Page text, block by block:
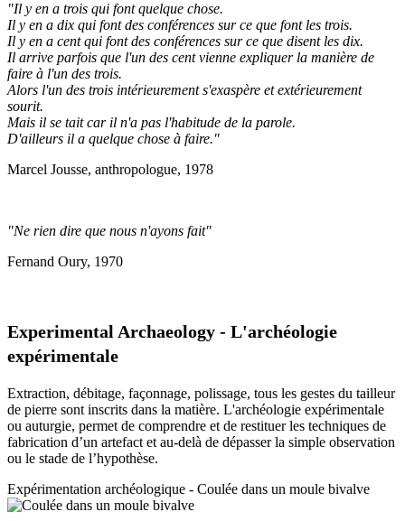
"Il y en a trois qui font quelque chose.
Il y en a dix qui font des conférences sur ce que font les trois.
Il y en a cent qui font des conférences sur ce que disent les dix.
Il arrive parfois que l'un des cent vienne expliquer la manière de
faire à l'un des trois.
Alors l'un des trois intérieurement s'exaspère et extérieurement
sourit.
Mais il se tait car il n'a pas l'habitude de la parole.
D'ailleurs il a quelque chose à faire."
Marcel Jousse, anthropologue, 1978
"Ne rien dire que nous n'ayons fait"
Fernand Oury, 1970
Experimental Archaeology - L'archéologie
expérimentale
Extraction, débitage, façonnage, polissage, tous les gestes du tailleur
de pierre sont inscrits dans la matière. L'archéologie expérimentale
ou auturgie, permet de comprendre et de restituer les techniques de
fabrication d’un artefact et au-delà de dépasser la simple observation
ou le stade de l’hypothèse.
Expérimentation archéologique - Coulée dans un moule bivalve